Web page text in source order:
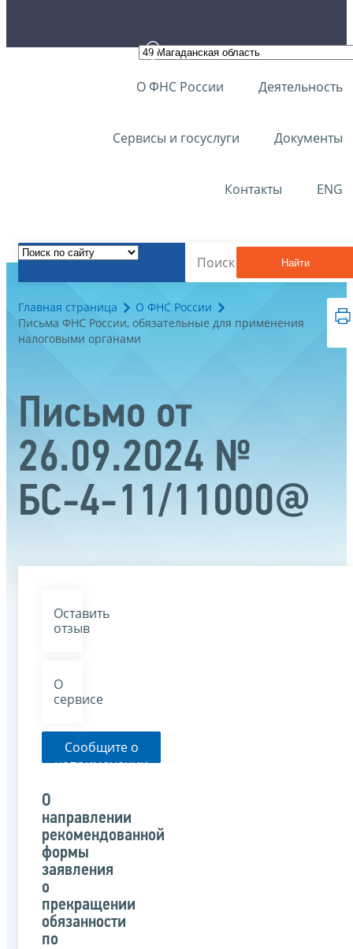
О ФНС России Деятельность
Сервисы и госуслуги Документы
Контакты ENG
Найти
Главная страница
О ФНС России
Письма ФНС России, обязательные для применения
налоговыми органами
Письмо от
26.09.2024 №
БС-4-11/11000@
Оставить
отзыв
О
сервисе
Сообщите о
неприменении
указанного
письма
О
направлении
рекомендованной
формы
заявления
о
прекращении
обязанности
по